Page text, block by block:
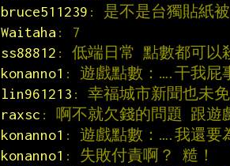
bruce511239 : 是不是台獨貼紙
Waitaha : 7
ss88812 : 低端日常 點數都可
konanno1 : 遊戲點數：….干我屁
lin961213 : 幸福城市新聞也未
raxsc : 啊不就欠錢的問題 跟遊
konanno1 : 遊戲點數：….我還要
konanno1 : 失敗付責啊？ 糙！